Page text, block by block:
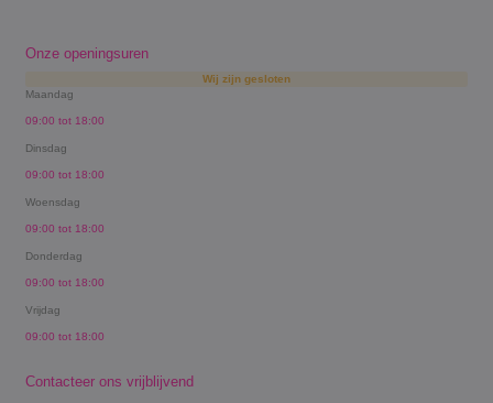
Onze openingsuren
Wij zijn gesloten
Maandag
09:00 tot 18:00
Dinsdag
09:00 tot 18:00
Woensdag
09:00 tot 18:00
Donderdag
09:00 tot 18:00
Vrijdag
09:00 tot 18:00
Contacteer ons vrijblijvend